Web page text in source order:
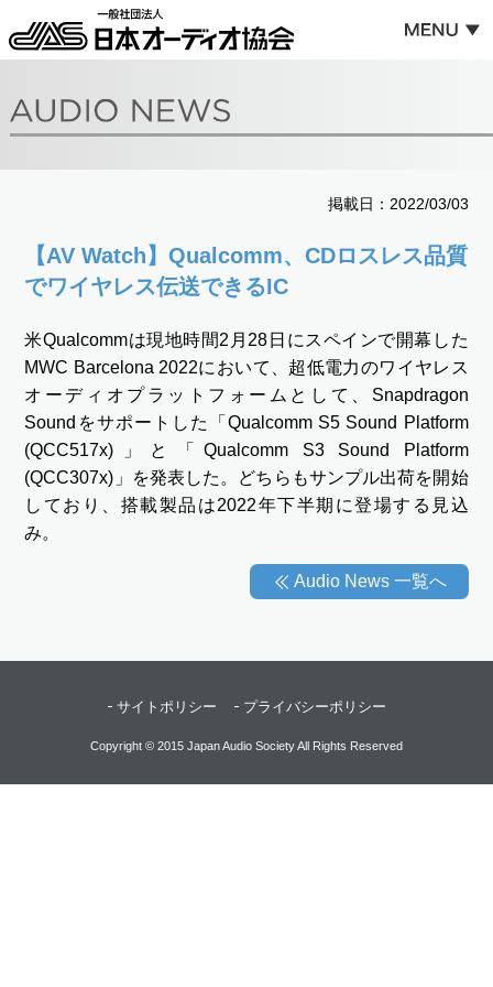
掲載日：2022/03/03
【AV Watch】Qualcomm、CDロスレス品質
でワイヤレス伝送できるIC
米Qualcommは現地時間2月28日にスペインで開幕した
MWC Barcelona 2022において、超低電力のワイヤレス
オーディオプラットフォームとして、Snapdragon
Soundをサポートした「Qualcomm S5 Sound Platform
(QCC517x)」と「Qualcomm S3 Sound Platform
(QCC307x)」を発表した。どちらもサンプル出荷を開始
しており、搭載製品は2022年下半期に登場する見込
み。
Audio News 一覧へ
サイトポリシー プライバシーポリシー
Copyright © 2015 Japan Audio Society All Rights Reserved